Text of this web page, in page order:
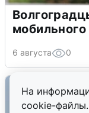
На
cookie-файлы.
6 августа 0